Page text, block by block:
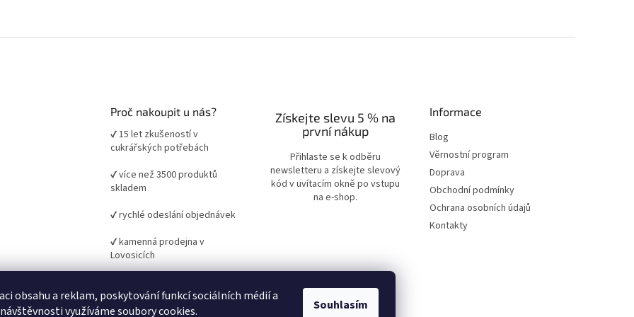
obsahu a reklam, poskytování funkcí sociálních médií a
využíváme soubory cookies.
Souhlasím
Proč nakoupit u nás?
✔ 15 let zkušeností v
cukrářských potřebách
✔ více než 3500 produktů
skladem
✔ rychlé odeslání objednávek
✔ kamenná prodejna v
Lovosicích
pro domácí i profesionální
pečení
Získejte slevu 5 % na
první nákup
Přihlaste se k odběru
newsletteru a získejte slevový
kód v uvítacím okně po vstupu
na e-shop.
Informace
Blog
Věrnostní program
Doprava
Obchodní podmínky
Ochrana osobních údajů
Kontakty